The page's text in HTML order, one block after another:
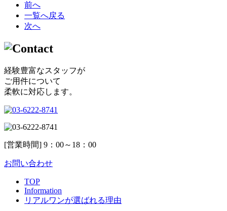
前へ
一覧へ戻る
次へ
経験豊富なスタッフが
ご用件について
柔軟に対応します。
[営業時間] 9：00～18：00
お問い合わせ
TOP
Information
リアルワンが選ばれる理由